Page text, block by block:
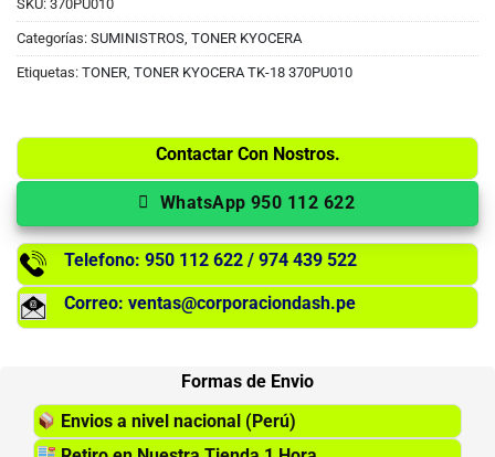
SKU: 370PU010
Categorías: SUMINISTROS, TONER KYOCERA
Etiquetas: TONER, TONER KYOCERA TK-18 370PU010
Contactar Con Nostros.
WhatsApp 950 112 622
Telefono: 950 112 622 / 974 439 522
Correo: ventas@corporaciondash.pe
Formas de Envio
Envios a nivel nacional (Perú)